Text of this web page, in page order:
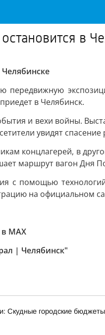
в
передвижную
в Челябинск.
и вехи войны.
увидят
концлагерей, в
маршрут вагон Дня
с помощью
на официальном
в MAХ
| Челябинск"
Скудные городские